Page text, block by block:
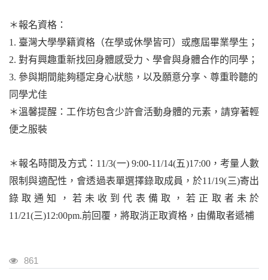
＊報名資格：
1. 臺灣大學學籍資格（在學或休學皆可）或應屆畢業學生；
2. 對有興趣重新找回身體感受力、學會與身體合作的同學；
3. 參與期間能夠穩定身心狀態，以及願意分享、尊重聆聽的
同學尤佳
＊溫馨提醒：工作坊包含少許會活動身體的元素，請穿著輕
便之服裝
＊報名時間及方式： 11/3(一) 9:00-11/14(五)17:00，考量人數
限制與適配性，會透過表單選擇錄取成員，於11/19(三)寄出
錄取通知，若未收到代表備取，若正取者未於
11/21(三)12:00pm.前回覆，將取消正取資格，由備取者遞補
瀏覽人次
861